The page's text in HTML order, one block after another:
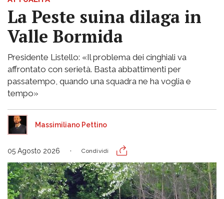
La Peste suina dilaga in
Valle Bormida
Presidente Listello: «Il problema dei cinghiali va
affrontato con serietà. Basta abbattimenti per
passatempo, quando una squadra ne ha voglia e
tempo»
Massimiliano Pettino
05 Agosto 2026 Condividi